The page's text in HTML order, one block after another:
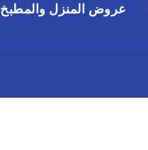
عروض المنزل والمطبخ